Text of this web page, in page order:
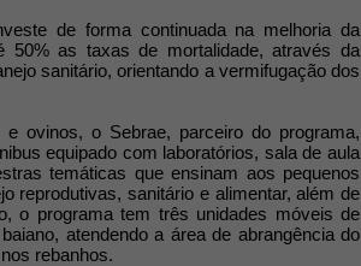
de forma continuada na melhoria da
50% as taxas de mortalidade, através da
sanitário, orientando a vermifugação dos
ovinos, o Sebrae, parceiro do programa,
equipado com laboratórios, sala de aula
temáticas que ensinam aos pequenos
reprodutivas, sanitário e alimentar, além de
o programa tem três unidades móveis de
atendendo a área de abrangência do
rebanhos.